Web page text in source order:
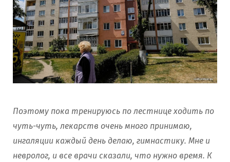
Поэтому пока тренируюсь по лестнице ходить по
чуть-чуть, лекарств очень много принимаю,
ингаляции каждый день делаю, гимнастику. Мне и
невролог, и все врачи сказали, что нужно время. К